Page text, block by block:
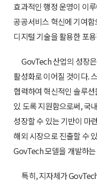
효과적인 행정 운영이 이
공공서비스 혁신에 기여
디지털 기술을 활용한 포
GovTech 산업의 성장
활성화로 이어질 것이다.
협력하여 혁신적인 솔루
있 도록 지원함으로써, 국
성장할 수 있는 기반이 마
해외 시장으로 진출할 수
GovTech 모델을 개발하
특히, 지자체가